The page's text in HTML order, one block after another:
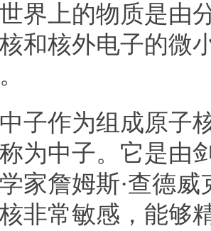
上的物质是由分
和核外电子的微
作为组成原子核
为中子。它是由
家詹姆斯·查德
非常敏感，能够